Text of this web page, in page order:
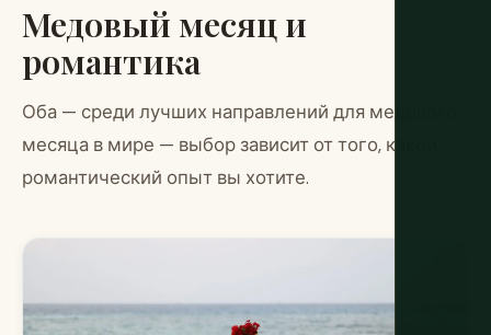
Медовый месяц и
романтика
Оба — среди лучших направлений для медового
месяца в мире — выбор зависит от того, какой
романтический опыт вы хотите.